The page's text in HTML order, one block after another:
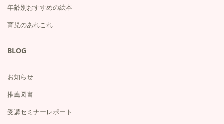
年齢別おすすめの絵本
育児のあれこれ
BLOG
お知らせ
推薦図書
受講セミナーレポート